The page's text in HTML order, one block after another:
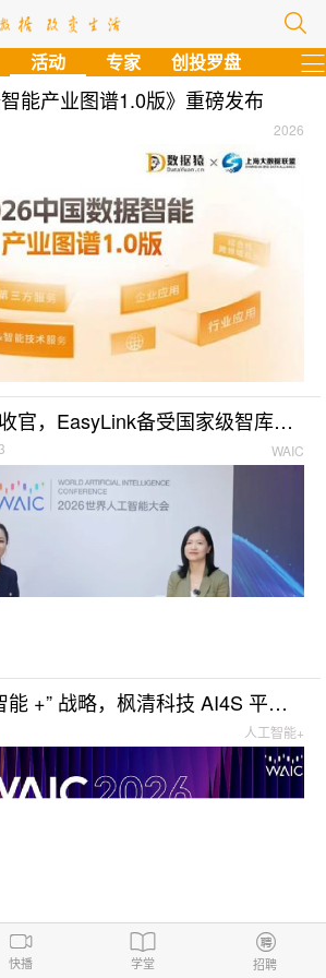
活动 专家 创投罗盘
能产业图谱1.0版》重磅发布
2026
WAIC 2026圆满收官，EasyLink备受国家级智库与媒体关注，可信AI展现硬核落地实力
WAIC
践行 国家“人工智能 +” 战略，枫清科技 AI4S 平台斩获网易科技未来大奖
人工智能+
Bright Data Ariel Schulman：互联网不再天然可信，AI需要新的数据底座丨数据猿专访
快播 学堂 招聘